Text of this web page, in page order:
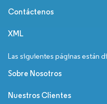
Contáctenos
XML
Las siguientes páginas están
Sobre Nosotros
Nuestros Clientes